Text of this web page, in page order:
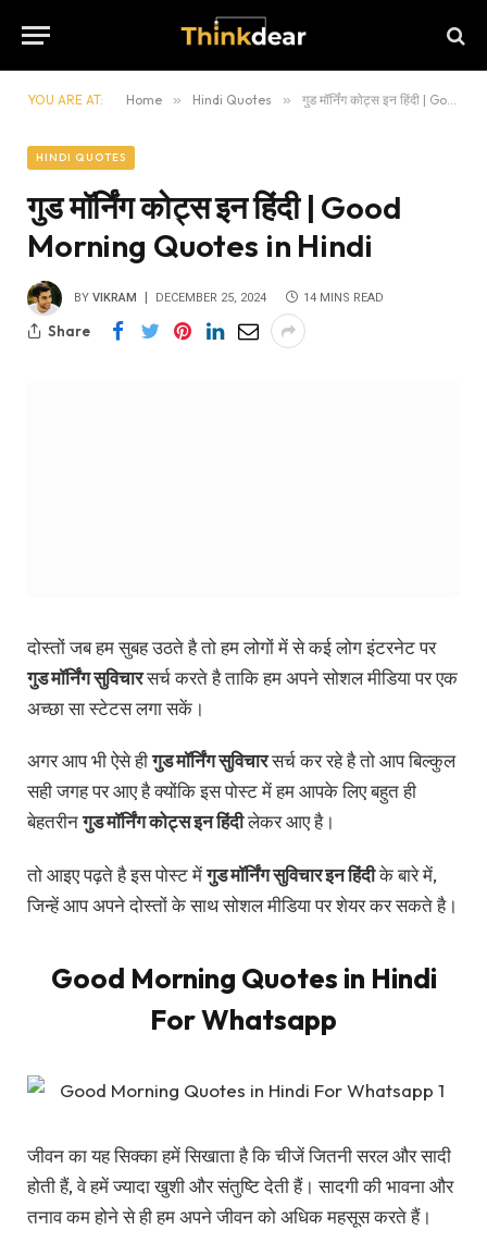
YOU ARE AT: Home » Hindi Quotes » गुड मॉर्निंग कोट्स इन हिंदी | Good Morning Quotes in Hindi
HINDI QUOTES
गुड मॉर्निंग कोट्स इन हिंदी | Good
Morning Quotes in Hindi
BY VIKRAM DECEMBER 25, 2024 14 MINS READ
Share
दोस्तों जब हम सुबह उठते है तो हम लोगों में से कई लोग इंटरनेट पर
गुड मॉर्निंग सुविचारसर्च करते है ताकि हम अपने सोशल मीडिया पर एक
अच्छा सा स्टेटस लगा सकें।
अगर आप भी ऐसे हीगुड मॉर्निंग सुविचारसर्च कर रहे है तो आप बिल्कुल
सही जगह पर आए है क्योंकि इस पोस्ट में हम आपके लिए बहुत ही
बेहतरीनगुड मॉर्निंग कोट्स इन हिंदीलेकर आए है।
तो आइए पढ़ते है इस पोस्ट मेंगुड मॉर्निंग सुविचार इन हिंदीके बारे में,
जिन्हें आप अपने दोस्तों के साथ सोशल मीडिया पर शेयर कर सकते है।
Good Morning Quotes in Hindi
For Whatsapp
जीवन का यह सिक्का हमें सिखाता है कि चीजें जितनी सरल और सादी
होती हैं, वे हमें ज्यादा खुशी और संतुष्टि देती हैं। सादगी की भावना और
तनाव कम होने से ही हम अपने जीवन को अधिक महसूस करते हैं।